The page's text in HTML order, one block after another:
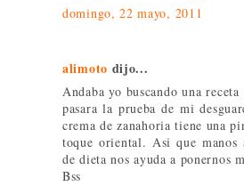
domingo, 22 mayo, 2011
alimoto dijo...
Andaba yo buscando una receta
pasara la prueba de mi
crema de zanahoria tiene una
toque oriental. Asi que manos
de dieta nos ayuda a ponernos
Bss